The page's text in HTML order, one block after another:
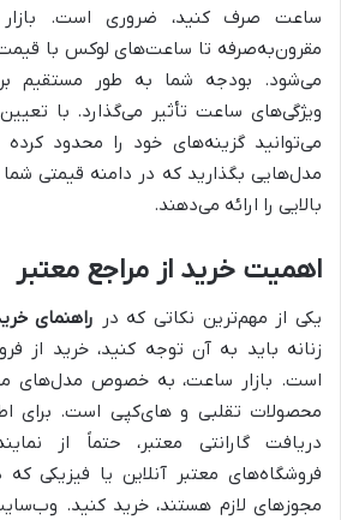
ساعت صرف کنید، ضروری است.
مقرون‌به‌صرفه تا ساعت‌های لوکس با
می‌شود. بودجه شما به طور مستقیم
ویژگی‌های ساعت تأثیر می‌گذارد. با
می‌توانید گزینه‌های خود را محدود
مدل‌هایی بگذارید که در دامنه قیمتی شما
بالایی را ارائه می‌دهند.
اهمیت خرید از مراجع معتبر
یکی از مهم‌ترین نکاتی که در راهنمای
زنانه باید به آن توجه کنید، خرید از
است. بازار ساعت، به خصوص مدل‌های
محصولات تقلبی و های‌کپی است. برای
دریافت گارانتی معتبر، حتماً از
فروشگاه‌های معتبر آنلاین یا فیزیکی
مجوزهای لازم هستند، خرید کنید.